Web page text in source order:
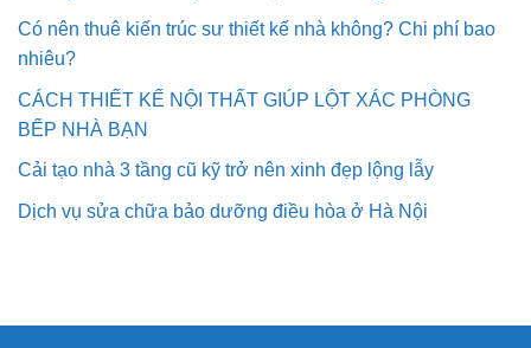
Có nên thuê kiến trúc sư thiết kế nhà không? Chi phí bao
nhiêu?
CÁCH THIẾT KẾ NỘI THẤT GIÚP LỘT XÁC PHÒNG
BẾP NHÀ BẠN
Cải tạo nhà 3 tầng cũ kỹ trở nên xinh đẹp lộng lẫy
Dịch vụ sửa chữa bảo dưỡng điều hòa ở Hà Nội